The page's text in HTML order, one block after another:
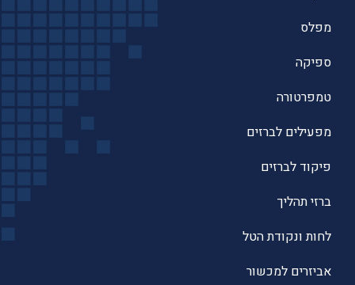
מפלס
ספיקה
טמפרטורה
מפעילים לברזים
פיקוד לברזים
ברזי תהליך
לחות ונקודת הטל
אביזרים למכשור